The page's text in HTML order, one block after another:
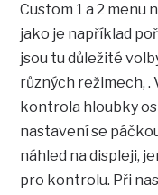
Custom 1 a 2 menu
jako je například
jsou tu důležité
různých režimech, .
kontrola hloubky
nastavení se
náhled na displeji,
pro kontrolu. Při